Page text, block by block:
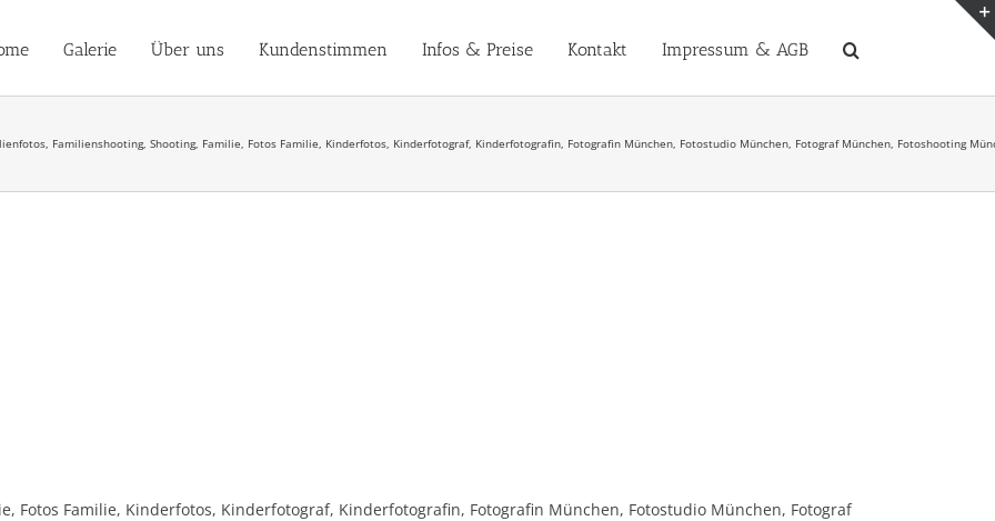
Galerie Über uns Kundenstimmen Infos & Preise Kontakt Impressum & AGB
Familienshooting, Shooting, Familie, Fotos Familie, Kinderfotos, Kinderfotograf, Kinderfotografin, Fotografin München, Fotostudio München, Fotograf München, Fotoshooting
Fotos Familie, Kinderfotos, Kinderfotograf, Kinderfotografin, Fotografin München, Fotostudio München, Fotograf